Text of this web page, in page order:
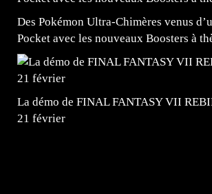
Des Pokémon Ultra-Chimères venus
Pocket avec les nouveaux Boosters à
La démo de FINAL FANTASY VII
21 février